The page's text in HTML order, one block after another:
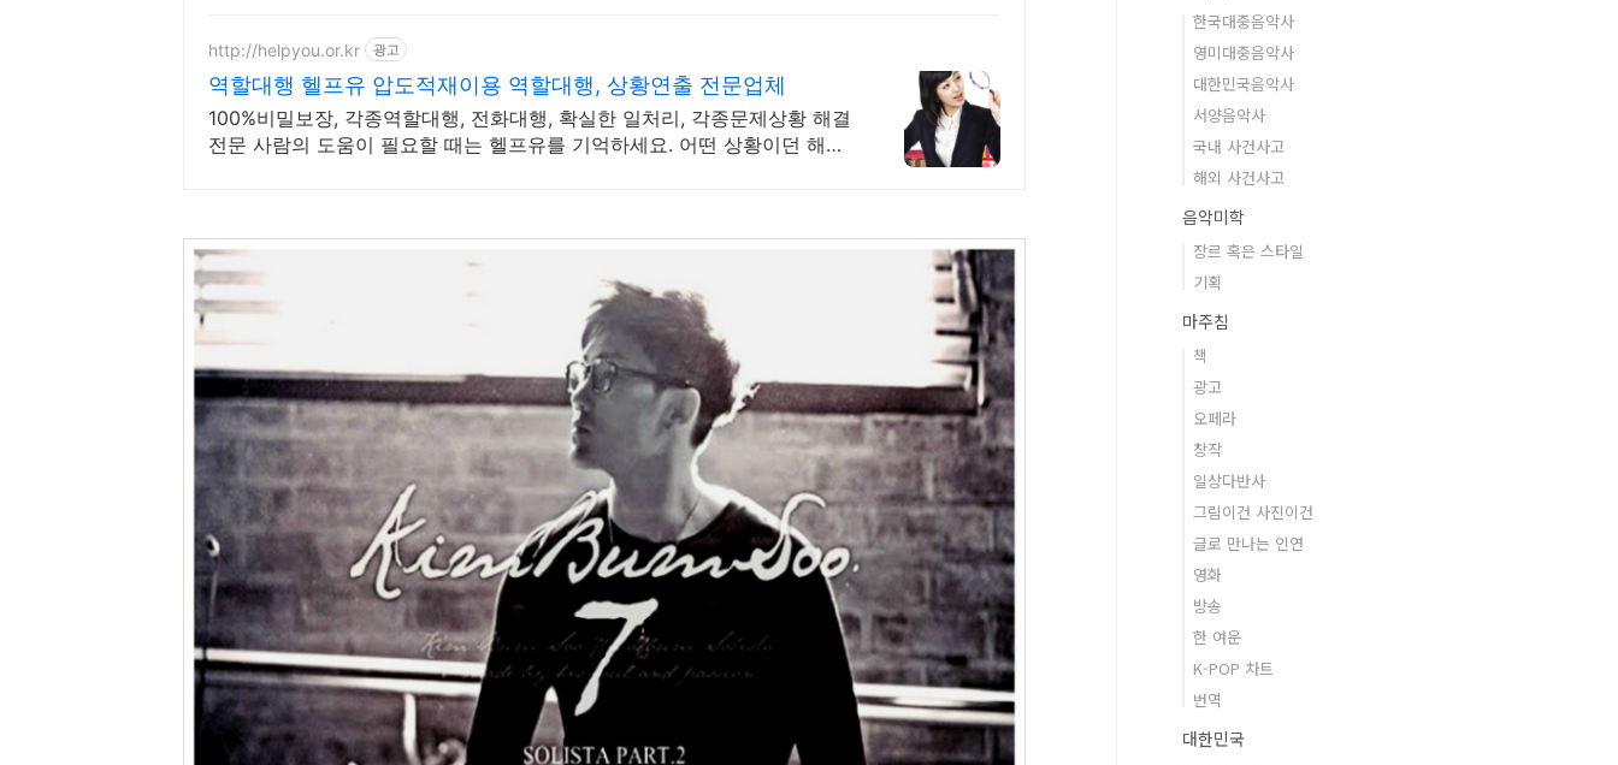
http://helpyou.or.kr 광고
역할대행 헬프유 압도적재이용 역할대행, 상황연출 전문업체
100%비밀보장, 각종역할대행, 전화대행, 확실한 일처리, 각종문제상황 해결
전문 사람의 도움이 필요할 때는 헬프유를 기억하세요. 어떤 상황이던 해결
한국대중음악사
영미대중음악사
대한민국음악사
서양음악사
국내 사건사고
해외 사건사고
음악미학
장르 혹은 스타일
기획
마주침
책
광고
오페라
창작
일상다반사
그림이건 사진이건
글로 만나는 인연
영화
방송
한 여운
K-POP 차트
번역
대한민국